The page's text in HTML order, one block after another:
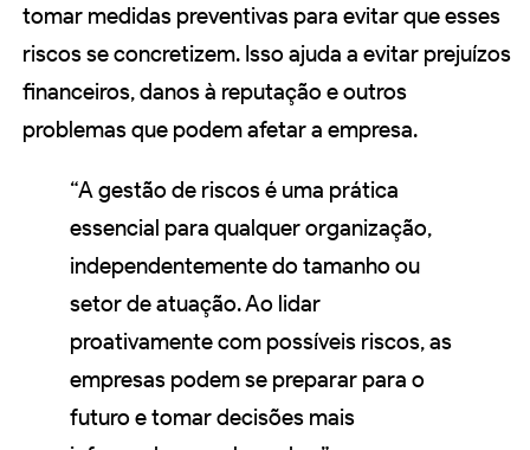
tomar medidas preventivas para evitar que esses
riscos se concretizem. Isso ajuda a evitar prejuízos
financeiros, danos à reputação e outros
problemas que podem afetar a empresa.
“A gestão de riscos é uma prática
essencial para qualquer organização,
independentemente do tamanho ou
setor de atuação. Ao lidar
proativamente com possíveis riscos, as
empresas podem se preparar para o
futuro e tomar decisões mais